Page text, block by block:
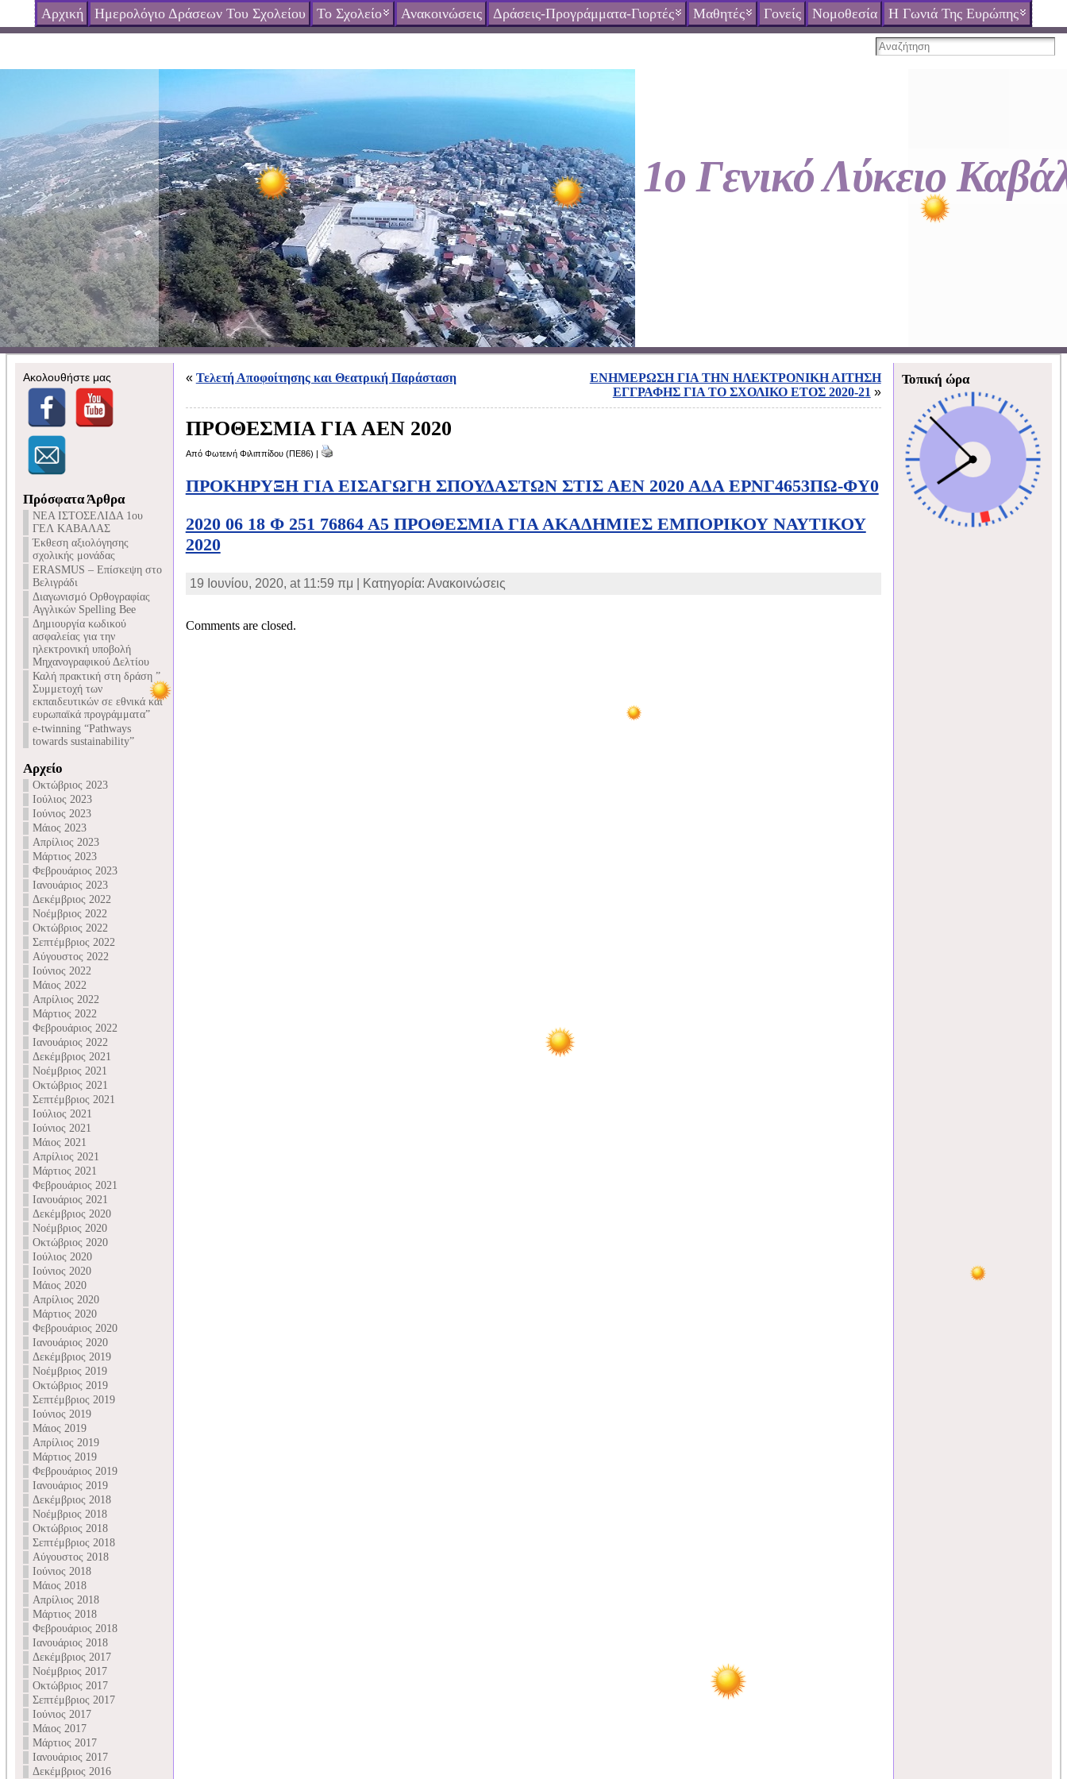
Αρχική Ημερολόγιο Δράσεων Του Σχολείου Το Σχολείο Ανακοινώσεις Δράσεις-Προγράμματα-Γιορτές Μαθητές Γονείς Νομοθεσία Η Γωνιά Της Ευρώπης
1ο Γενικό Λύκειο
Ακολουθήστε μας
Πρόσφατα Άρθρα
NEA ΙΣΤΟΣΕΛΙΔΑ 1ου
ΓΕΛ ΚΑΒΑΛΑΣ
Έκθεση αξιολόγησης
σχολικής μονάδας
ERASMUS – Επίσκεψη στο
Βελιγράδι
Διαγωνισμό Ορθογραφίας
Αγγλικών Spelling Bee
Δημιουργία κωδικού
ασφαλείας για την
ηλεκτρονική υποβολή
Μηχανογραφικού Δελτίου
Καλή πρακτική στη δράση ”
Συμμετοχή των
εκπαιδευτικών σε εθνικά και
ευρωπαϊκά προγράμματα”
e-twinning “Pathways
towards sustainability”
Αρχείο
Οκτώβριος 2023
Ιούλιος 2023
Ιούνιος 2023
Μάιος 2023
Απρίλιος 2023
Μάρτιος 2023
Φεβρουάριος 2023
Ιανουάριος 2023
Δεκέμβριος 2022
Νοέμβριος 2022
Οκτώβριος 2022
Σεπτέμβριος 2022
Αύγουστος 2022
Ιούνιος 2022
Μάιος 2022
Απρίλιος 2022
Μάρτιος 2022
Φεβρουάριος 2022
Ιανουάριος 2022
Δεκέμβριος 2021
Νοέμβριος 2021
Οκτώβριος 2021
Σεπτέμβριος 2021
Ιούλιος 2021
Ιούνιος 2021
Μάιος 2021
Απρίλιος 2021
Μάρτιος 2021
Φεβρουάριος 2021
Ιανουάριος 2021
Δεκέμβριος 2020
Νοέμβριος 2020
Οκτώβριος 2020
Ιούλιος 2020
Ιούνιος 2020
Μάιος 2020
Απρίλιος 2020
Μάρτιος 2020
Φεβρουάριος 2020
Ιανουάριος 2020
Δεκέμβριος 2019
Νοέμβριος 2019
Οκτώβριος 2019
Σεπτέμβριος 2019
Ιούνιος 2019
Μάιος 2019
Απρίλιος 2019
Μάρτιος 2019
Φεβρουάριος 2019
Ιανουάριος 2019
Δεκέμβριος 2018
Νοέμβριος 2018
Οκτώβριος 2018
Σεπτέμβριος 2018
Αύγουστος 2018
Ιούνιος 2018
Μάιος 2018
Απρίλιος 2018
Μάρτιος 2018
Φεβρουάριος 2018
Ιανουάριος 2018
Δεκέμβριος 2017
Νοέμβριος 2017
Οκτώβριος 2017
Σεπτέμβριος 2017
Ιούνιος 2017
Μάιος 2017
Μάρτιος 2017
Ιανουάριος 2017
Δεκέμβριος 2016
« Τελετή Αποφοίτησης και Θεατρική Παράσταση
ΕΝΗΜΕΡΩΣΗ ΓΙΑ ΤΗΝ ΗΛΕΚΤΡΟΝΙΚΗ ΑΙΤΗΣΗ
ΕΓΓΡΑΦΗΣ ΓΙΑ ΤΟ ΣΧΟΛΙΚΟ ΕΤΟΣ 2020-21 »
ΠΡΟΘΕΣΜΙΑ ΓΙΑ ΑΕΝ 2020
Από Φωτεινή Φιλιππίδου (ΠΕ86) |
ΠΡΟΚΗΡΥΞΗ ΓΙΑ ΕΙΣΑΓΩΓΗ ΣΠΟΥΔΑΣΤΩΝ ΣΤΙΣ ΑΕΝ 2020 ΑΔΑ ΕΡΝΓ4653ΠΩ-ΦΥ0
2020 06 18 Φ 251 76864 Α5 ΠΡΟΘΕΣΜΙΑ ΓΙΑ ΑΚΑΔΗΜΙΕΣ ΕΜΠΟΡΙΚΟΥ ΝΑΥΤΙΚΟΥ
2020
19 Ιουνίου, 2020, at 11:59 πμ | Κατηγορία: Ανακοινώσεις
Comments are closed.
Τοπική ώρα